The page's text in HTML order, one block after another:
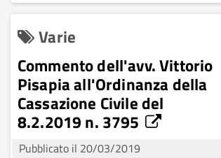
Varie
Commento dell'avv. Vittorio
Pisapia all'Ordinanza della
Cassazione Civile del
8.2.2019 n. 3795
Pubblicato il 20/03/2019